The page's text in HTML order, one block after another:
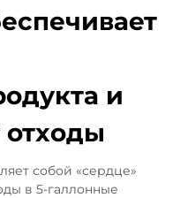
и
собой «сердце»
в 5-галлонные